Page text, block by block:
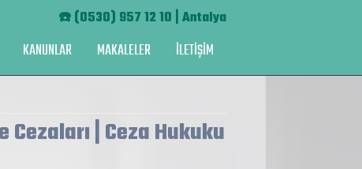
☎️(0530) 957 12 10 | Antalya
KANUNLAR MAKALELER İLETİŞİM
| Ceza Hukuku